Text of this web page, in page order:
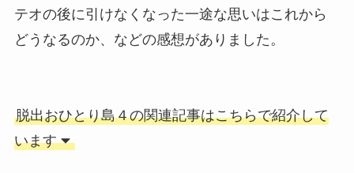
テオの後に引けなくなった一途な思いはこれから
どうなるのか、などの感想がありました。
脱出おひとり島４の関連記事はこちらで紹介して
います